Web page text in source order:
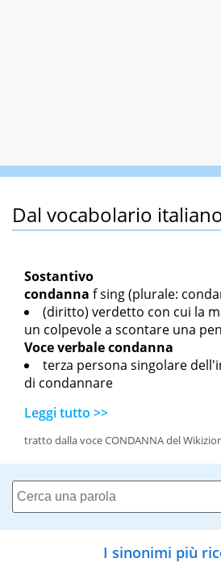
Dal vocabolario
Sostantivo
condanna f sing(plurale:
(diritto) verdetto con cui la
un colpevole a scontare una
Voce verbalecondanna
terza persona singolare
di condannare
Leggi tutto >>
tratto dalla voce CONDANNA del
I sinonimi più